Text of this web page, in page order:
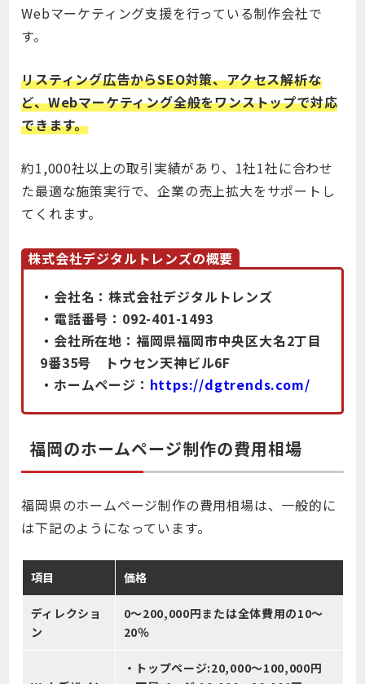
Webマーケティング支援を行っている制作会社で
す。
リスティング広告からSEO対策、アクセス解析な
ど、Webマーケティング全般をワンストップで対応
できます。
約1,000社以上の取引実績があり、1社1社に合わせ
た最適な施策実行で、企業の売上拡大をサポートし
てくれます。
株式会社デジタルトレンズの概要
・会社名：株式会社デジタルトレンズ
・電話番号：092-401-1493
・会社所在地：福岡県福岡市中央区大名2丁目
9番35号 トウセン天神ビル6F
・ホームページ： https://dgtrends.com/
福岡のホームページ制作の費用相場
福岡県のホームページ制作の費用相場は、一般的に
は下記のようになっています。
項目 価格
ディレクショ
ン
0～200,000円または全体費用の10～
20％
・トップページ:20,000～100,000円